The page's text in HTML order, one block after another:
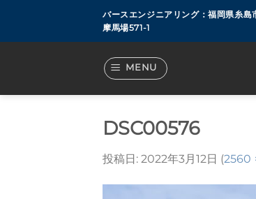
content
バースエンジニアリング：福岡県糸島
摩馬場571-1
MENU
DSC00576
投稿日: 2022年3月12日 (2560